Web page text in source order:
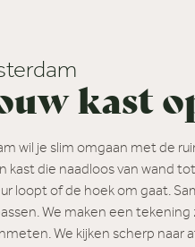
kast
wil je slim omgaan met de
kast die naadloos van wand
loopt of de hoek om gaat.
We maken een tekening
We kijken scherp naar